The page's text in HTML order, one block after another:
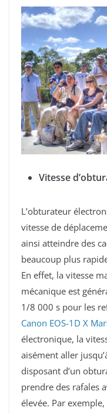
Vitesse
L’obturateur
vitesse de
ainsi atteindre des
beaucoup plus
En effet, la vitesse
mécanique est
1/8 000 s pour les
Canon EOS-1D X
électronique, la
aisément aller
disposant d’un
prendre des rafales
élevée. Par exemple,